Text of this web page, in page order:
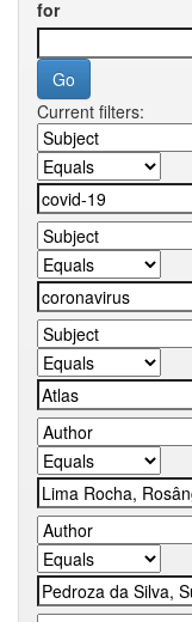
for
Current filters: